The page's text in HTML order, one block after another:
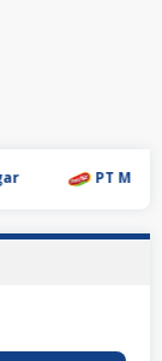
PT Mulia